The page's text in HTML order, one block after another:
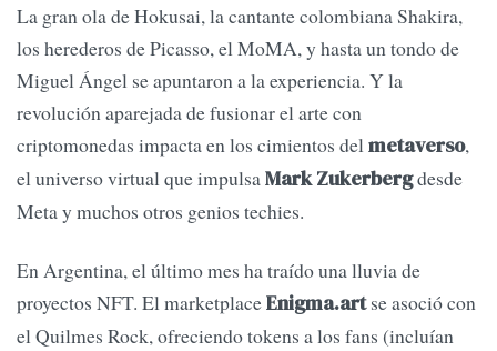
La gran ola de Hokusai, la cantante colombiana Shakira,
los herederos de Picasso, el MoMA, y hasta un tondo de
Miguel Ángel se apuntaron a la experiencia. Y la
revolución aparejada de fusionar el arte con
criptomonedas impacta en los cimientos delmetaverso,
el universo virtual que impulsaMark Zukerbergdesde
Meta y muchos otros genios techies.
En Argentina, el último mes ha traído una lluvia de
proyectos NFT. El marketplaceEnigma.artse asoció con
el Quilmes Rock, ofreciendo tokens a los fans (incluían